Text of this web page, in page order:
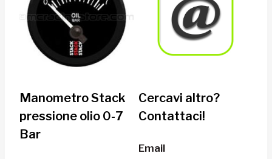
Manometro Stack
pressione olio 0-7
Bar
Cercavi altro?
Contattaci!
Email